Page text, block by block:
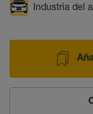
Industria del